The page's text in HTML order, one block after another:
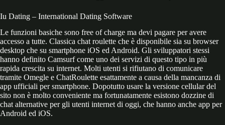
Iu Dating – International Dating Software
Le funzioni basiche sono free of charge ma devi pagare per avere
accesso a tutte. Classica chat roulette che è disponibile sia su browser
desktop che su smartphone iOS ed Android. Gli sviluppatori stessi
hanno definito Camsurf come uno dei servizi di questo tipo in più
rapida crescita su internet. Molti utenti si rifiutano di comunicare
tramite Omegle e ChatRoulette esattamente a causa della mancanza di
app ufficiali per smartphone. Dopotutto usare la versione cellular del
sito non è molto conveniente ma fortunatamente esistono dozzine di
chat alternative per gli utenti internet di oggi, che hanno anche app per
Android ed iOS.